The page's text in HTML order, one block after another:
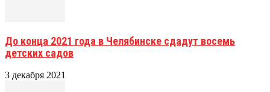
До конца 2021 года в Челябинске сдадут восемь
детских садов
3 декабря 2021